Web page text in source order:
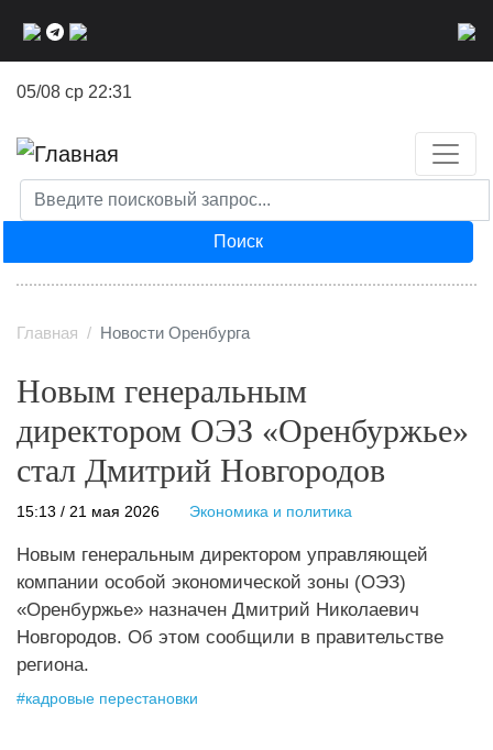
05/08 ср 22:31
Поиск
Главная Новости Оренбурга
Новым генеральным
директором ОЭЗ «Оренбуржье»
стал Дмитрий Новгородов
15:13 / 21 мая 2026 Экономика и политика
Новым генеральным директором управляющей
компании особой экономической зоны (ОЭЗ)
«Оренбуржье» назначен Дмитрий Николаевич
Новгородов. Об этом сообщили в правительстве
региона.
#кадровые перестановки